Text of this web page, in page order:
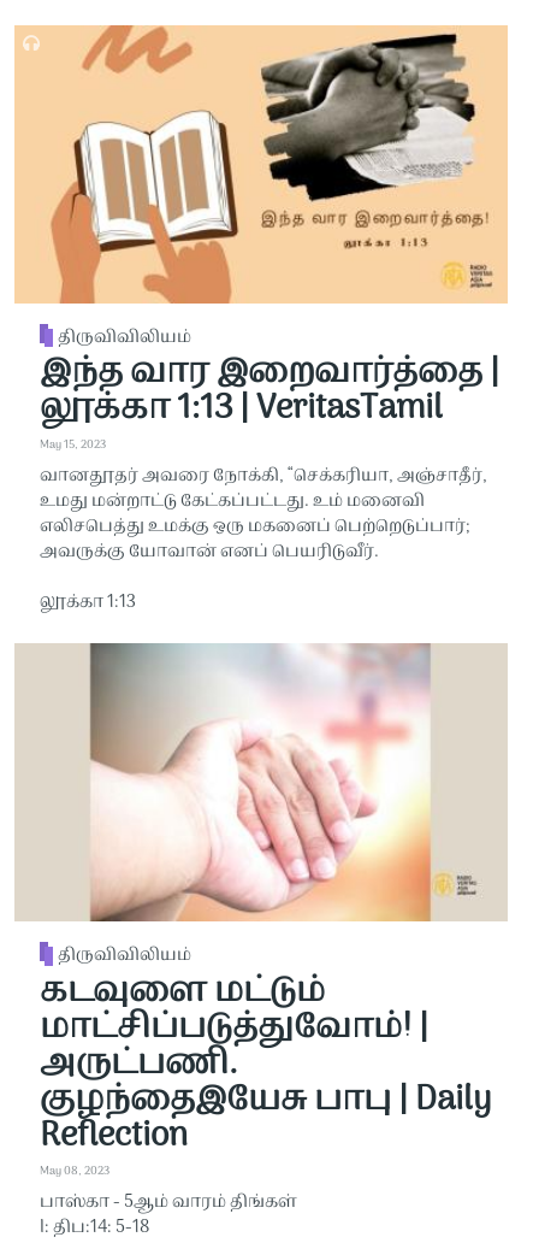
திருவிவிலியம்
இந்த வார இறைவார்த்தை |
லூக்கா 1:13 | VeritasTamil
May 15, 2023
வானதூதர் அவரை நோக்கி, “செக்கரியா, அஞ்சாதீர்,
உமது மன்றாட்டு கேட்கப்பட்டது. உம் மனைவி
எலிசபெத்து உமக்கு ஒரு மகனைப் பெற்றெடுப்பார்;
அவருக்கு யோவான் எனப் பெயரிடுவீர்.
லூக்கா 1:13
திருவிவிலியம்
கடவுளை மட்டும்
மாட்சிப்படுத்துவோம்! |
அருட்பணி.
குழந்தைஇயேசு பாபு | Daily
Reflection
May 08, 2023
பாஸ்கா - 5ஆம் வாரம் திங்கள்
I: திப:14: 5-18